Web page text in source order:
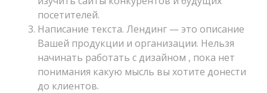
посетителей.
Написание текста. Лендинг — это описание
Вашей продукции и организации. Нельзя
начинать работать с дизайном , пока нет
понимания какую мысль вы хотите донести
до клиентов.